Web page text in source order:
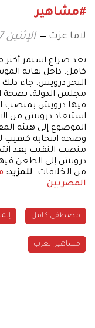
#مشاهير
لاما عزت الإثنين 17 فبراير 2014 16:27
بعد صراع استمر
كامل. داخل نقابة
البحر درويش. جاء ذلك
مجلس الدولة، بصحة
فيها درويش بمنصب
استبعاد درويش من
الموضوع إلى هيئة
وصحة انتخابه
منصب النقيب بعد
درويش إلى الطعن
من الخلافات. للمزيد:
المصريين
مصطفى كامل
مشاهير العرب